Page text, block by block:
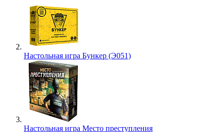
Настольная игра Бункер (Э051)
Настольная игра Место преступления